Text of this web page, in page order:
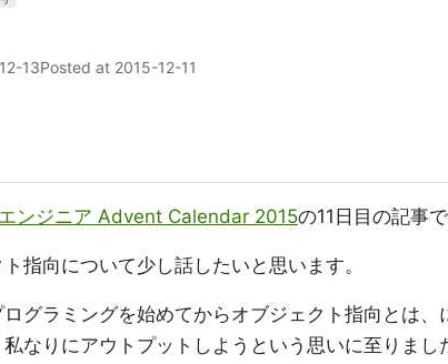
13Posted at 2015-12-11
ンジニア Advent Calendar 2015の11日目の記事で
指向について少し話したいと思います。
グラミングを始めてからオブジェクト指向とは、
なりにアウトプットしようという思いに至りまし